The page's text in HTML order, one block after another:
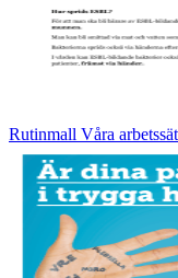
Rutinmall Våra